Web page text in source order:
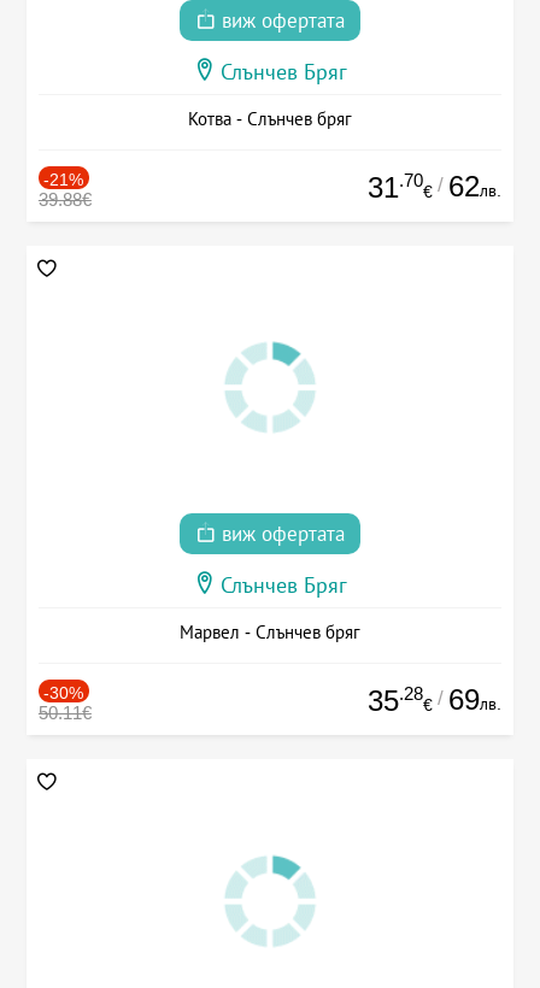
виж офертата
Слънчев Бряг
Котва - Слънчев бряг
-21%
39.88€ 31.70
€ / 62лв.
виж офертата
Слънчев Бряг
Марвел - Слънчев бряг
-30%
50.11€ 35.28
€ / 69лв.